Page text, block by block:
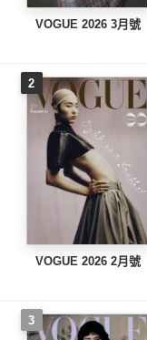
VOGUE 2026 2月號
VOGUE 2026 3月號
2
VOGUE 2026 2月號
3